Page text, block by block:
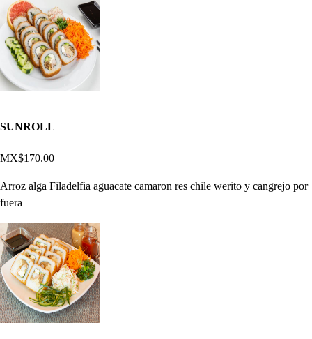
SUNROLL
MX$170.00
Arroz alga Filadelfia aguacate camaron res chile werito y cangrejo por
fuera